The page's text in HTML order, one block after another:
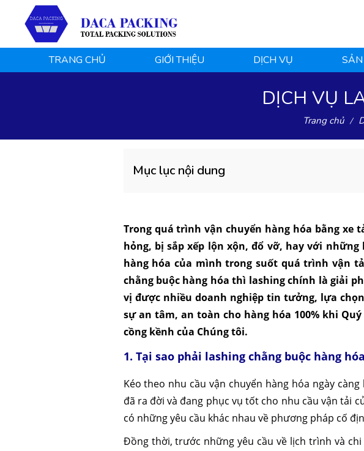
TRANG CHỦ GIỚI THIỆU DỊCH VỤ
DỊCH VỤ
Trang chủ
Mục lục nội dung
Trong quá trình vận chuyển hàng hóa bằng xe
hỏng, bị sắp xếp lộn xộn, đổ vỡ, hay với
hàng hóa của mình trong suốt quá trình vận
chằng buộc hàng hóa thì lashing chính là giải
vị được nhiều doanh nghiệp tin tưởng, lựa
sự an tâm, an toàn cho hàng hóa 100% khi
cồng kềnh của Chúng tôi.
1. Tại sao phải lashing chằng buộc hàng
Kéo theo nhu cầu vận chuyển hàng hóa ngày
đã ra đời và đang phục vụ tốt cho nhu cầu vận tải
có những yêu cầu khác nhau về phương pháp cố
Đồng thời, trước những yêu cầu về lịch trình và